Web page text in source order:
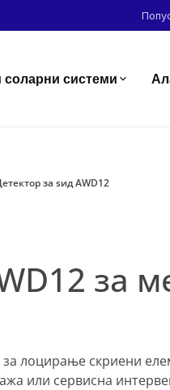
системи
за ѕид AWD12
за
за лоцирање скриени
или сервисна